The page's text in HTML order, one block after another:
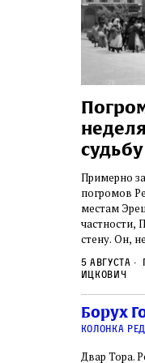
лет, вплоть
Примерно
погромов
местам
частности,
стену. Он,
отказался
самым не
5 августа
Ицкович
Борух
колонка
Двар Тора.